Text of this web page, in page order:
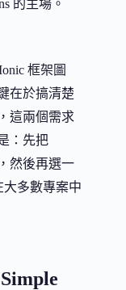
的主場。
Ionic 框架圖
在於搞清楚
這兩個需求
：先把
然後再選一
多數專案中